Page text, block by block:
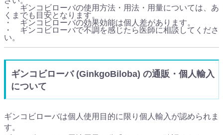
・ ギンコビローバの使用方法・用法・用量については、あ
くまでも目安となります。
・ ギンコビローバの効果効能は個人差があります。
・ ギンコビローバで不調を感じたら医師に相談してくださ
い。
ギンコビローバ (GinkgoBiloba) の通販・個人輸入
について
ギンコビローバは個人使用目的に限り個人輸入が認められま
す。